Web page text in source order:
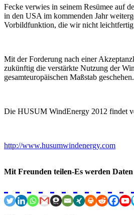
Fecke verwies in seinem Resümee auf
in den USA im kommenden Jahr
Vorbildfunktion, die wir nicht leichtfertig
Mit der Forderung nach einer
zukünftig die verstärkte Nutzung der
gesamteuropäischen Maßstab
Die HUSUM WindEnergy 2012 findet
http://www.husumwindenergy.com
Mit Freunden teilen-Es werden